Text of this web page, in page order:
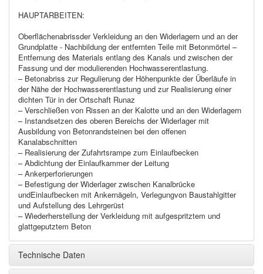
HAUPTARBEITEN:
Oberflächenabrissder Verkleidung an den Widerlagern und an der
Grundplatte - Nachbildung der entfernten Teile mit Betonmörtel –
Entfernung des Materials entlang des Kanals und zwischen der
Fassung und der modulierenden Hochwasserentlastung.
– Betonabriss zur Regulierung der Höhenpunkte der Überläufe in
der Nähe der Hochwasserentlastung und zur Realisierung einer
dichten Tür in der Ortschaft Runaz
– Verschließen von Rissen an der Kalotte und an den Widerlagern
– Instandsetzen des oberen Bereichs der Widerlager mit
Ausbildung von Betonrandsteinen bei den offenen
Kanalabschnitten
– Realisierung der Zufahrtsrampe zum Einlaufbecken
– Abdichtung der Einlaufkammer der Leitung
– Ankerperforierungen
– Befestigung der Widerlager zwischen Kanalbrücke
undEinlaufbecken mit Ankernägeln, Verlegungvon Baustahlgitter
und Aufstellung des Lehrgerüst
– Wiederherstellung der Verkleidung mit aufgespritztem und
glattgeputztem Beton
Technische Daten